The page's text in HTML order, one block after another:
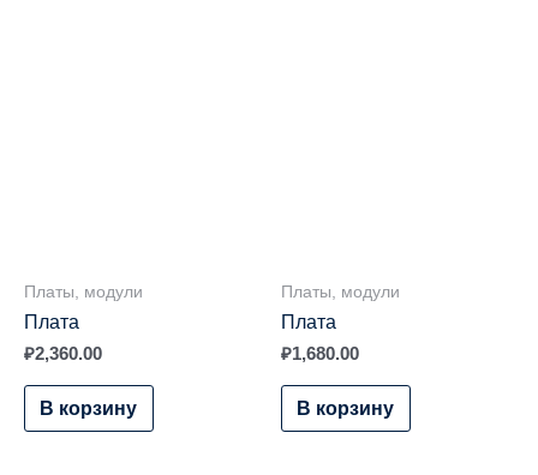
Платы, модули
Плата
₽2,360.00
В корзину
Платы, модули
Плата
₽1,680.00
В корзину